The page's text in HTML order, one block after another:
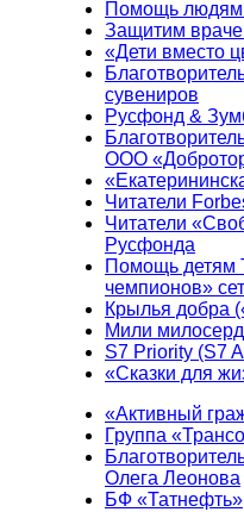
Помощь людям
Защитим
«Дети вместо
сувениров
Русфонд &
ООО
Читатели
Читатели
Русфонда
Помощь детям
чемпионов»
Крылья добра
Мили
S7 Priority (S7
«Сказки для
«Активный
Группа
Олега Леонова
БФ «Татнефть»